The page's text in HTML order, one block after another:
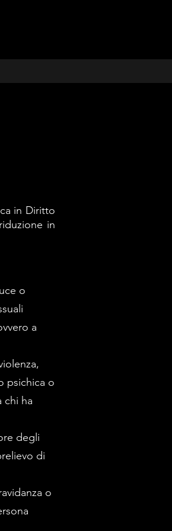
in Diritto
in
o
a
psichica o
chi ha
degli
di
o